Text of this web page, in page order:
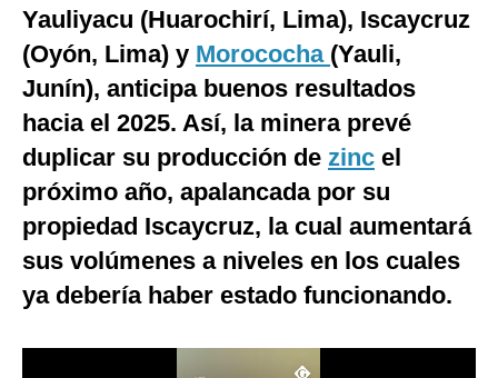
España
Internacional
Tecnología
Mix
G de Gestión
Yauliyacu (Huarochirí, Lima), Iscaycruz
(Oyón, Lima) y Morococha (Yauli,
Junín), anticipa buenos resultados
hacia el 2025. Así, la minera prevé
duplicar su producción de zinc el
próximo año, apalancada por su
propiedad Iscaycruz, la cual aumentará
sus volúmenes a niveles en los cuales
ya debería haber estado funcionando.